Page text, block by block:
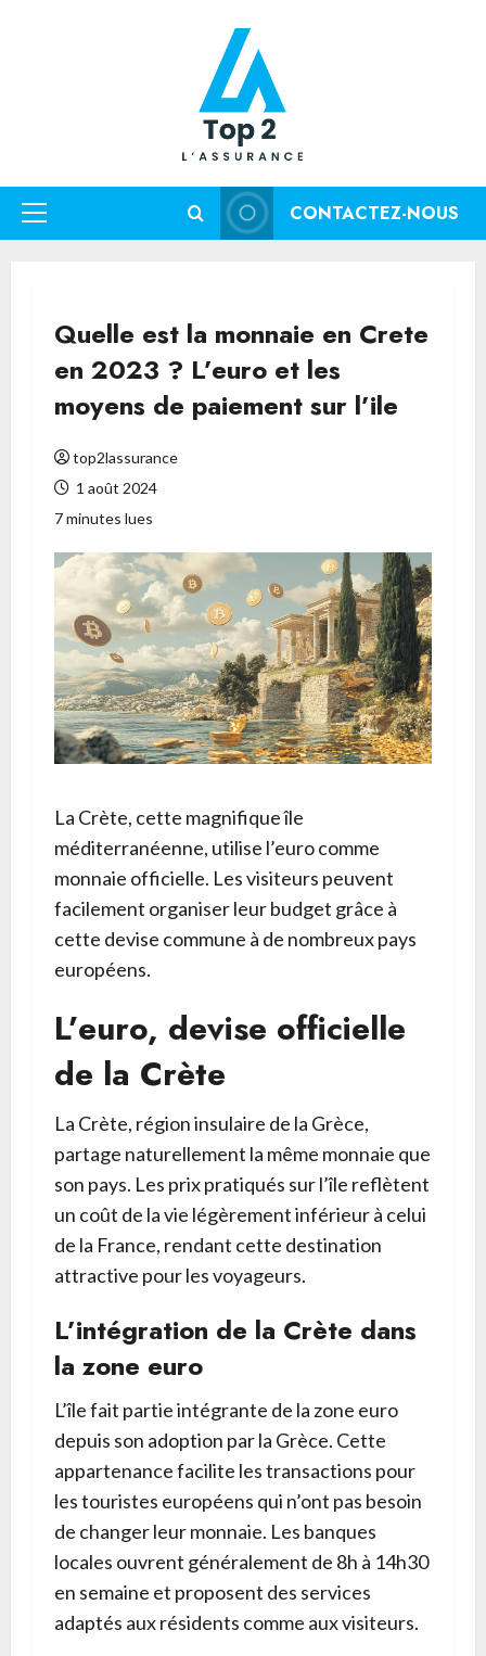
Menu
CONTACTEZ-NOUS
Quelle est la monnaie en Crete
en 2023 ? L’euro et les
moyens de paiement sur l’ile
top2lassurance
1 août 2024
7 minutes lues
La Crète, cette magnifique île
méditerranéenne, utilise l’euro comme
monnaie officielle. Les visiteurs peuvent
facilement organiser leur budget grâce à
cette devise commune à de nombreux pays
européens.
L’euro, devise officielle
de la Crète
La Crète, région insulaire de la Grèce,
partage naturellement la même monnaie que
son pays. Les prix pratiqués sur l’île reflètent
un coût de la vie légèrement inférieur à celui
de la France, rendant cette destination
attractive pour les voyageurs.
L’intégration de la Crète dans
la zone euro
L’île fait partie intégrante de la zone euro
depuis son adoption par la Grèce. Cette
appartenance facilite les transactions pour
les touristes européens qui n’ont pas besoin
de changer leur monnaie. Les banques
locales ouvrent généralement de 8h à 14h30
en semaine et proposent des services
adaptés aux résidents comme aux visiteurs.